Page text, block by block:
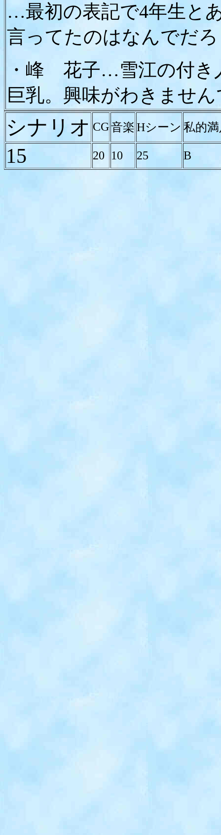
…最初の表記で4年生と
言ってたのはなんでだ
・峰 花子…雪江の付き
巨乳。興味がわきませ
シナリオ CG音楽Hシーン 私的
15 20 10 25 B